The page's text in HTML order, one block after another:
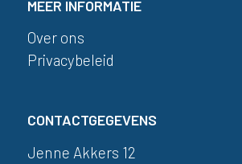
MEER INFORMATIE
Over ons
Privacybeleid
CONTACTGEGEVENS
Jenne Akkers 12